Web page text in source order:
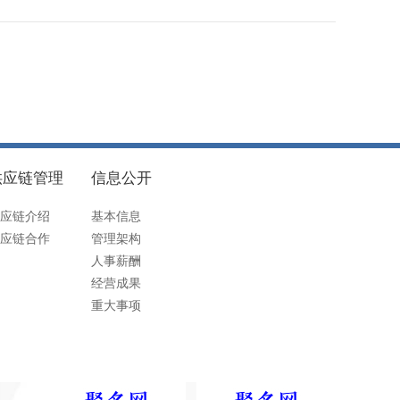
链管理
链介绍
链合作
信息公开
基本信息
管理架构
人事薪酬
经营成果
重大事项